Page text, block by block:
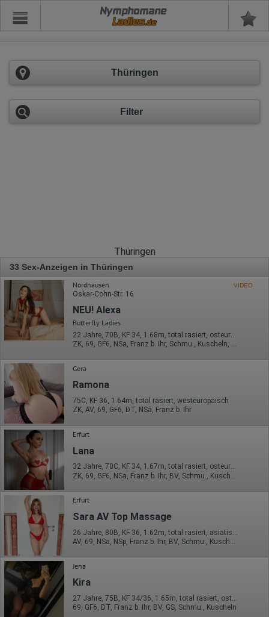
Nymphomane
Thüringen
Filter
Thüringen
33 Sex-Anzeigen in Thüringen
Nordhausen VIDEO
Oskar-Cohn-Str. 16
NEU! Alexa
Butterfly Ladies
22 Jahre, 70B, KF 34, 1.68m, total rasiert, osteuropäisch
ZK, 69, GF6, NSa, Franz b. Ihr, Schmu., Kuscheln, Körperküs.
Gera
Ramona
75C, KF 36, 1.64m, total rasiert, westeuropäisch
ZK, AV, 69, GF6, DT, NSa, Franz b. Ihr
Erfurt
Lana
32 Jahre, 70C, KF 34, 1.67m, total rasiert, osteuropäisch
Erfurt
Sara AV Top Massage
AV, 69, NSa, NSp, Franz b. Ihr, BV, Schmu., Kuscheln
Jena
Kira
27 Jahre, 75B, KF 34/36, 1.65m, total rasiert, osteuropäisch
69, GF6, DT, Franz b. Ihr, BV, GS, Schmu., Kuscheln